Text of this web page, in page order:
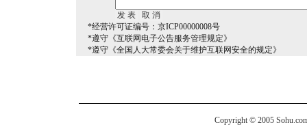
*经营许可证编号：京ICP00000008号
*遵守《互联网电子公告服务管理规定》
*遵守《全国人大常委会关于维护互联网安全的规定》
Copyright © 2005